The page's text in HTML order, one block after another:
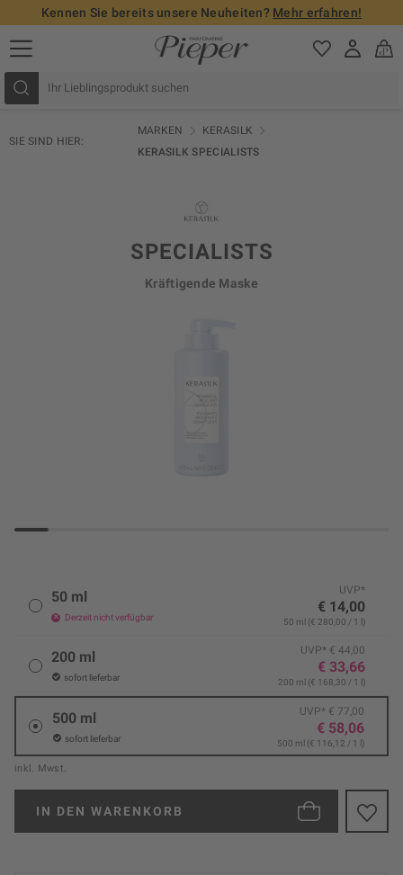
Kennen Sie bereits unsere Neuheiten? Mehr erfahren!
SIE SIND HIER:
MARKEN
KERASILK
KERASILK SPECIALISTS
SPECIALISTS
Kräftigende Maske
50 ml
Derzeit nicht verfügbar
UVP*
€ 14,00
50 ml (€ 280,00 / 1 l)
200 ml
sofort lieferbar
UVP* € 44,00
€ 33,66
200 ml (€ 168,30 / 1 l)
500 ml
sofort lieferbar
UVP* € 77,00
€ 58,06
500 ml (€ 116,12 / 1 l)
inkl. Mwst.
IN DEN WARENKORB